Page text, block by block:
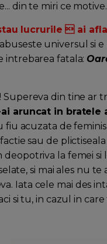
din te miri ce motive.
lucrurile  ai
universul si
intrebarea fatala:
Supereva din tine ar
aruncat in bratele
fiu acuzata de
sau de
deopotriva la femei
si mai ales nu
Iata cele mai des
si tu, in cazul in